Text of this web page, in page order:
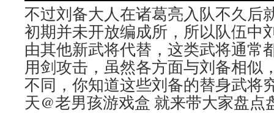
不过刘备大人在诸葛亮入队不久后
初期并未开放编成所，所以队伍中
由其他新武将代替，这类武将通常
用剑攻击，虽然各方面与刘备相似
不同，你知道这些刘备的替身武将
天@老男孩游戏盒 就来带大家盘点